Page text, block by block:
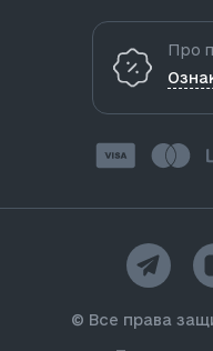
Про
© Все права